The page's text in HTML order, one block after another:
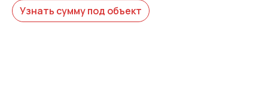
Узнать сумму под объект